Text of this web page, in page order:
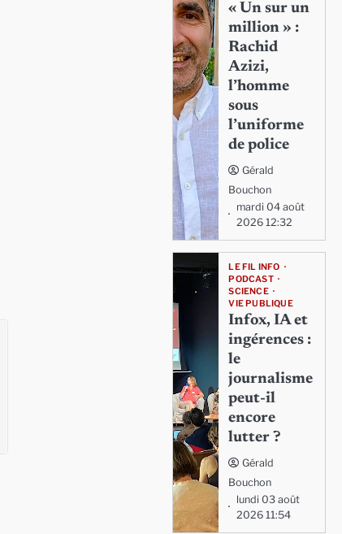
« Un sur un
million » :
Rachid
Azizi,
l’homme
sous
l’uniforme
de police
Gérald
Bouchon
mardi 04 août
2026 12:32
LE FIL INFO
PODCAST
SCIENCE
VIE PUBLIQUE
Infox, IA et
ingérences :
le
journalisme
peut-il
encore
lutter ?
Gérald
Bouchon
lundi 03 août
2026 11:54